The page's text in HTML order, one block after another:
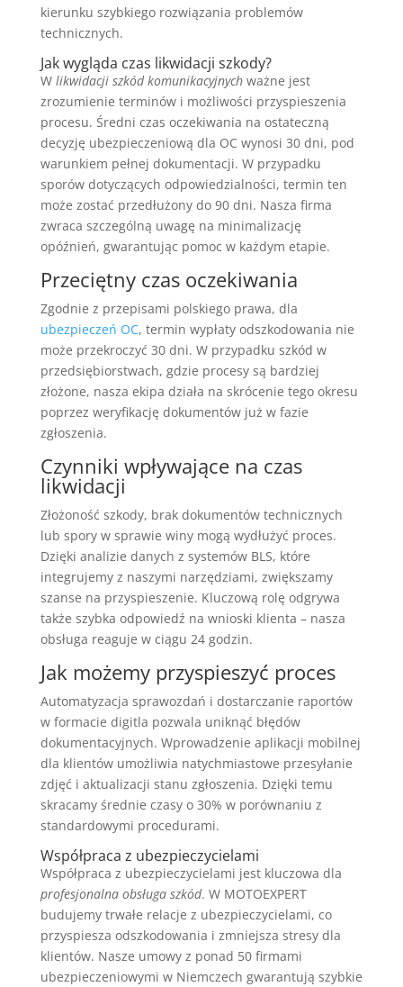
kierunku szybkiego rozwiązania problemów
technicznych.
Jak wygląda czas likwidacji szkody?
W likwidacji szkód komunikacyjnychważne jest
zrozumienie terminów i możliwości przyspieszenia
procesu. Średni czas oczekiwania na ostateczną
decyzję ubezpieczeniową dla OC wynosi 30 dni, pod
warunkiem pełnej dokumentacji. W przypadku
sporów dotyczących odpowiedzialności, termin ten
może zostać przedłużony do 90 dni. Nasza firma
zwraca szczególną uwagę na minimalizację
opóźnień, gwarantując pomoc w każdym etapie.
Przeciętny czas oczekiwania
Zgodnie z przepisami polskiego prawa, dla
ubezpieczeń OC, termin wypłaty odszkodowania nie
może przekroczyć 30 dni. W przypadku szkód w
przedsiębiorstwach, gdzie procesy są bardziej
złożone, nasza ekipa działa na skrócenie tego okresu
poprzez weryfikację dokumentów już w fazie
zgłoszenia.
Czynniki wpływające na czas
likwidacji
Złożoność szkody, brak dokumentów technicznych
lub spory w sprawie winy mogą wydłużyć proces.
Dzięki analizie danych z systemów BLS, które
integrujemy z naszymi narzędziami, zwiększamy
szanse na przyspieszenie. Kluczową rolę odgrywa
także szybka odpowiedź na wnioski klienta – nasza
obsługa reaguje w ciągu 24 godzin.
Jak możemy przyspieszyć proces
Automatyzacja sprawozdań i dostarczanie raportów
w formacie digitla pozwala uniknąć błędów
dokumentacyjnych. Wprowadzenie aplikacji mobilnej
dla klientów umożliwia natychmiastowe przesyłanie
zdjęć i aktualizacji stanu zgłoszenia. Dzięki temu
skracamy średnie czasy o 30% w porównaniu z
standardowymi procedurami.
Współpraca z ubezpieczycielami
Współpraca z ubezpieczycielami jest kluczowa dla
profesjonalna obsługa szkód. W MOTOEXPERT
budujemy trwałe relacje z ubezpieczycielami, co
przyspiesza odszkodowania i zmniejsza stresy dla
klientów. Nasze umowy z ponad 50 firmami
ubezpieczeniowymi w Niemczech gwarantują szybkie